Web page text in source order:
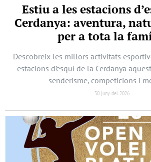
Estiu a les estacions
Cerdanya: aventura,
per a tota la
Descobreix les millors activitats
estacions d’esquí de la Cerdanya
senderisme, competicions i
30 juny del 2026